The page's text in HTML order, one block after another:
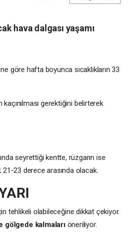
hava dalgası yaşamı
göre hafta boyunca sıcaklıkların 33
gerektiğini belirterek
seyrettiği kentte, rüzgarın ise
21-23 derece arasında olacak.
tehlikeli olabileceğine dikkat çekiyor.
gölgede kalmalarıöneriliyor.